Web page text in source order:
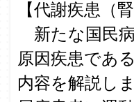
【代謝疾患（
新たな国民
原因疾患であ
内容を解説し